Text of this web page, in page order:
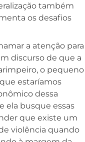
também
os desafios
a atenção para
discurso de que a
o pequeno
estaríamos
dessa
ela busque essas
que existe um
violência quando